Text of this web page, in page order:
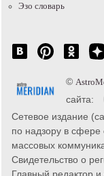
Эзо словарь
©
сайта:
Сетевое издание
по надзору в
массовых
Свидетельство о